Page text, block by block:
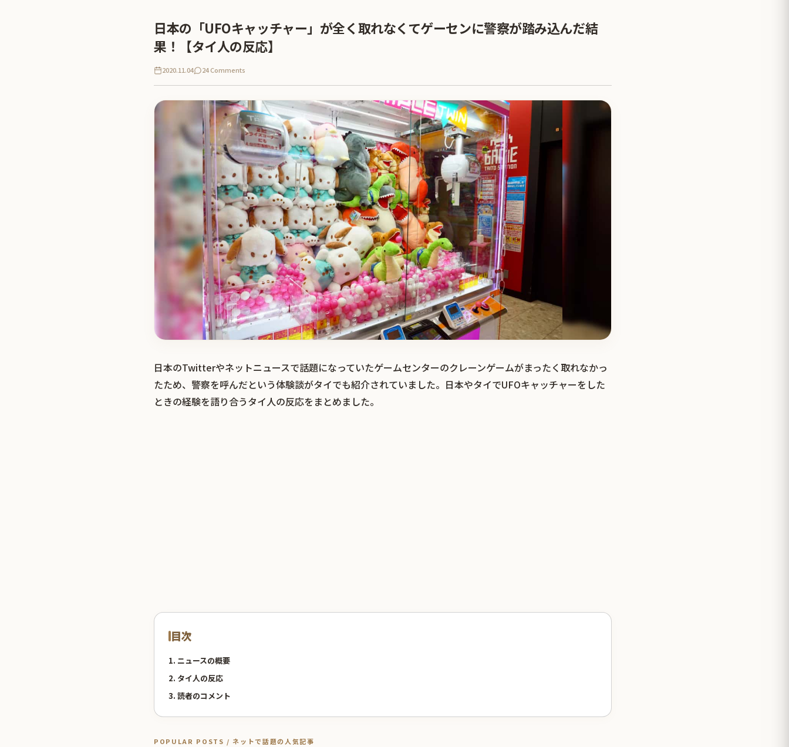
日本の「UFOキャッチャー」が全く取れなくてゲーセンに警察が踏み込んだ結
果！【タイ人の反応】
2020.11.04 24 Comments
日本のTwitterやネットニュースで話題になっていたゲームセンターのクレーンゲームがまったく取れなかっ
たため、警察を呼んだという体験談がタイでも紹介されていました。日本やタイでUFOキャッチャーをした
ときの経験を語り合うタイ人の反応をまとめました。
目次
1. ニュースの概要
2. タイ人の反応
3. 読者のコメント
POPULAR POSTS / ネットで話題の人気記事